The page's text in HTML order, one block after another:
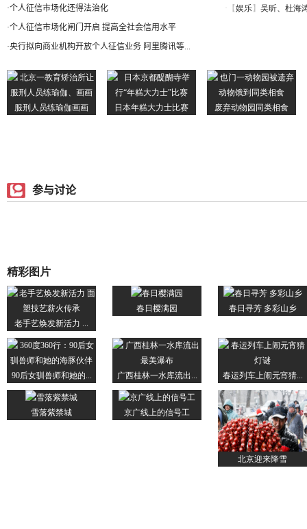
·个人征信市场化还得法治化
·个人征信市场化闸门开启 提高全社会信用水平
·央行拟向商业机构开放个人征信业务 阿里腾讯等...
参与讨论